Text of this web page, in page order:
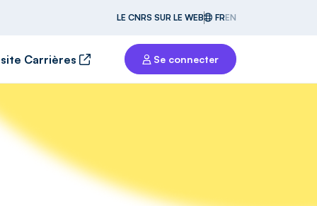
LE CNRS SUR LE WEB FREN
Carrières Se connecter